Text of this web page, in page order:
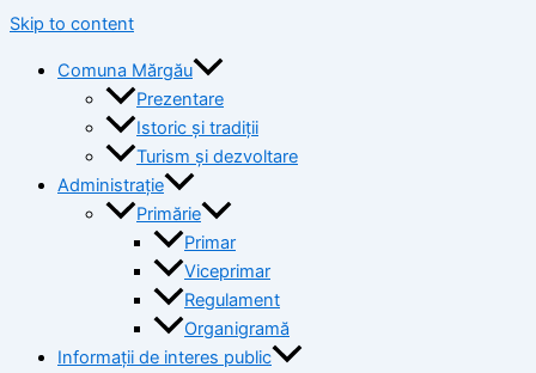
Skip to content
Comuna Mărgău
Prezentare
Istoric și tradiții
Turism și dezvoltare
Administrație
Primărie
Primar
Viceprimar
Regulament
Organigramă
Informații de interes public